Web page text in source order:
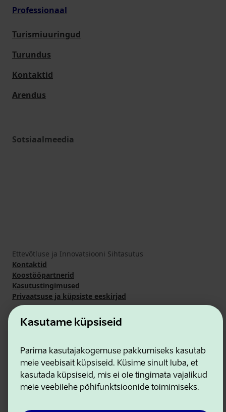
Kasutame küpsiseid
Parima kasutajakogemuse pakkumiseks kasutab
meie veebisait küpsiseid. Küsime sinult luba, et
kasutada küpsiseid, mis ei ole tingimata vajalikud
meie veebilehe põhifunktsioonide toimimiseks.
Professionaal
Turismiuuringud
Turundus
Kontaktid
Arendus
Sotsiaalmeedia
Ettevõtluse ja Innovatsiooni Sihtasutus
Kontaktid
Koostööpartnerid
Kasutustingimused
Privaatsuse ja küpsiste eeskirjad